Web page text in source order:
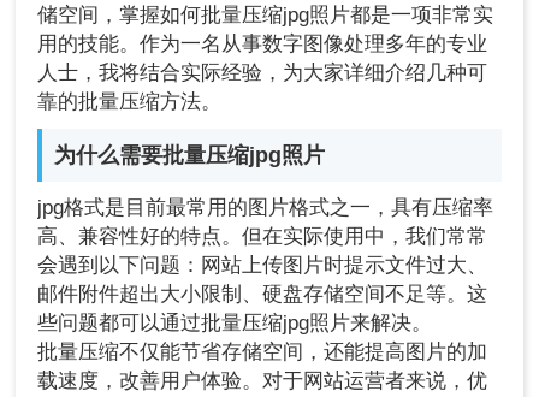
储空间，掌握如何批量压缩jpg照片都是一项非常实
用的技能。作为一名从事数字图像处理多年的专业
人士，我将结合实际经验，为大家详细介绍几种可
靠的批量压缩方法。
为什么需要批量压缩jpg照片
jpg格式是目前最常用的图片格式之一，具有压缩率
高、兼容性好的特点。但在实际使用中，我们常常
会遇到以下问题：网站上传图片时提示文件过大、
邮件附件超出大小限制、硬盘存储空间不足等。这
些问题都可以通过批量压缩jpg照片来解决。
批量压缩不仅能节省存储空间，还能提高图片的加
载速度，改善用户体验。对于网站运营者来说，优